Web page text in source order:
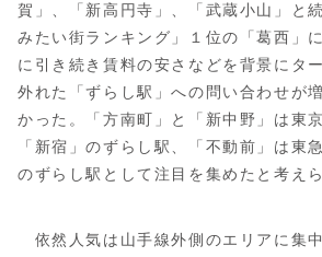
賀」、「新高円寺」、「武蔵小山」と
みたい街ランキング」１位の「葛西」
に引き続き賃料の安さなどを背景にタ
外れた「ずらし駅」への問い合わせが
かった。「方南町」と「新中野」は東
「新宿」のずらし駅、「不動前」は東
のずらし駅として注目を集めたと考えら
依然人気は山手線外側のエリアに集